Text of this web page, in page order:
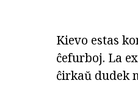
Kievo estas
ĉefurboj. La
ĉirkaŭ dudek